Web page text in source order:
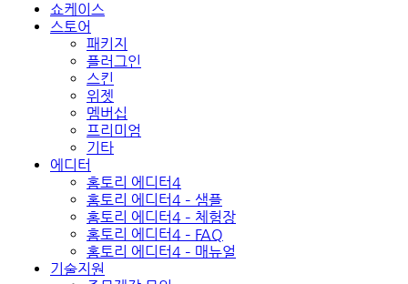
쇼케이스
스토어
패키지
플러그인
스킨
위젯
멤버십
프리미엄
기타
에디터
홈토리 에디터4
홈토리 에디터4 – 샘플
홈토리 에디터4 – 체험장
홈토리 에디터4 – FAQ
홈토리 에디터4 – 매뉴얼
기술지원